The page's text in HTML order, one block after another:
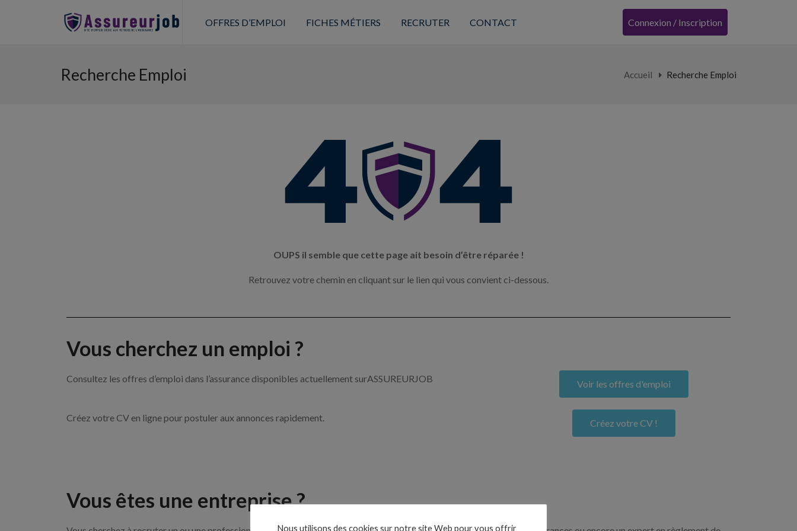
OFFRES D’EMPLOI FICHES MÉTIERS RECRUTER CONTACT Connexion / Inscription
Recherche Emploi Accueil Recherche Emploi
OUPS il semble que cette page ait besoin d’être réparée !
Retrouvez votre chemin en cliquant sur le lien qui vous convient ci-dessous.
Vous cherchez un emploi ?
Consultez les offres d’emploi dans l’assurance disponibles actuellement surASSUREURJOB Voir les offres d'emploi
Créez votre CV en ligne pour postuler aux annonces rapidement. Créez votre CV !
Vous êtes une entreprise ?
Nous utilisons des cookies sur notre site Web pour vous offrir